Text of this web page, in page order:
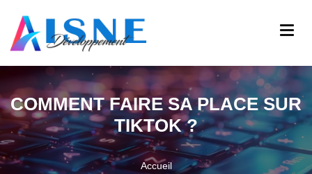
COMMENT FAIRE SA PLACE SUR
TIKTOK ?
Accueil